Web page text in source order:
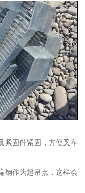
紧固件紧固，方便叉车
作为起吊点，这样会